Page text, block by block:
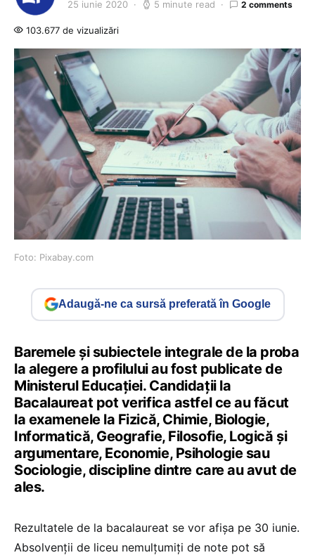
25 iunie 2020 5 minute read 2 comments
103.677 de vizualizări
Foto: Pixabay.com
Adaugă-ne ca sursă preferată în Google
Baremele și subiectele integrale de la proba
la alegere a profilului au fost publicate de
Ministerul Educației. Candidații la
Bacalaureat pot verifica astfel ce au făcut
la examenele la Fizică, Chimie, Biologie,
Informatică, Geografie, Filosofie, Logică și
argumentare, Economie, Psihologie sau
Sociologie, discipline dintre care au avut de
ales.
Rezultatele de la bacalaureat se vor afișa pe 30 iunie.
Absolvenții de liceu nemulțumiți de note pot să